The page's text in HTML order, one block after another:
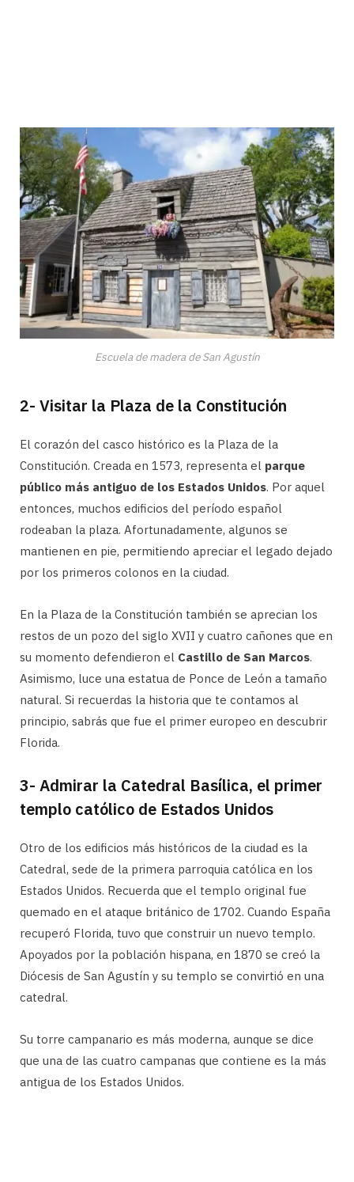
Escuela de madera de San Agustín
2- Visitar la Plaza de la Constitución
El corazón del casco histórico es la Plaza de la
Constitución. Creada en 1573, representa el parque
público más antiguo de los Estados Unidos. Por aquel
entonces, muchos edificios del período español
rodeaban la plaza. Afortunadamente, algunos se
mantienen en pie, permitiendo apreciar el legado dejado
por los primeros colonos en la ciudad.
En la Plaza de la Constitución también se aprecian los
restos de un pozo del siglo XVII y cuatro cañones que en
su momento defendieron el Castillo de San Marcos.
Asimismo, luce una estatua de Ponce de León a tamaño
natural. Si recuerdas la historia que te contamos al
principio, sabrás que fue el primer europeo en descubrir
Florida.
3- Admirar la Catedral Basílica, el primer
templo católico de Estados Unidos
Otro de los edificios más históricos de la ciudad es la
Catedral, sede de la primera parroquia católica en los
Estados Unidos. Recuerda que el templo original fue
quemado en el ataque británico de 1702. Cuando España
recuperó Florida, tuvo que construir un nuevo templo.
Apoyados por la población hispana, en 1870 se creó la
Diócesis de San Agustín y su templo se convirtió en una
catedral.
Su torre campanario es más moderna, aunque se dice
que una de las cuatro campanas que contiene es la más
antigua de los Estados Unidos.